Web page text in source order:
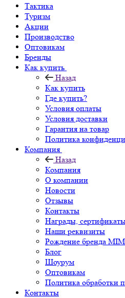
Тактика
Туризм
Акции
Производство
Оптовикам
Бренды
Как купить
Назад
Как купить
Где купить?
Условия оплаты
Условия доставки
Гарантия на товар
Политика
Компания
Назад
Компания
О компании
Новости
Отзывы
Контакты
Награды,
Наши реквизиты
Рождение бренда
Блог
Шоурум
Оптовикам
Политика обработки
Контакты